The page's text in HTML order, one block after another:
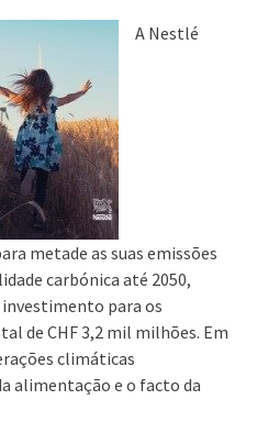
A Nestlé
metade as suas emissões
carbónica até 2050,
para os
de CHF 3,2 mil milhões. Em
climáticas
alimentação e o facto da